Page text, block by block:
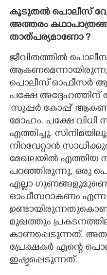
കൂടുതൽ പൊലീസ്
അത്തരം
താത്പര്യമാണോ ?
ജീവിതത്തിൽ
പൊലീസ് ഓഫീസർ
പക്ഷേ അദ്ദേഹത്തിന്
'സൂപ്പർ കോപ്പ്'
മോഹം. പക്ഷേ വിധി
എത്തിച്ചു.
നിറവേറ്റാൻ
മേഖലയിൽ എത്തിയ
പറഞ്ഞിരുന്നു, ഒരു
എല്ലാ
ഓഫീസറാകണം
മുഖത്തും
കാണപ്പെടുന്നത്.
പ്രേക്ഷകർ എന്റെ
ഇഷ്ടപ്പെടുന്നത്.